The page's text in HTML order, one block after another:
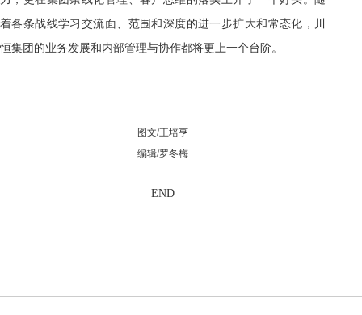
着各条战线学习交流面、范围和深度的进一步扩大和常态化，川
恒集团的业务发展和内部管理与协作都将更上一个台阶。
图文/王培亨
编辑/罗冬梅
END